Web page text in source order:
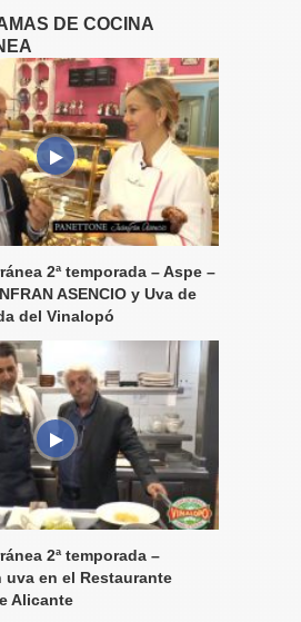
DE COCINA
2ª temporada – Aspe –
ASENCIO y Uva de
del Vinalopó
2ª temporada –
en el Restaurante
Alicante